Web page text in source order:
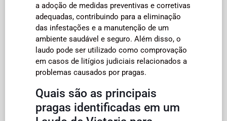
a adoção de medidas preventivas e corretivas
adequadas, contribuindo para a eliminação
das infestações e a manutenção de um
ambiente saudável e seguro. Além disso, o
laudo pode ser utilizado como comprovação
em casos de litígios judiciais relacionados a
problemas causados por pragas.
Quais são as principais
pragas identificadas em um